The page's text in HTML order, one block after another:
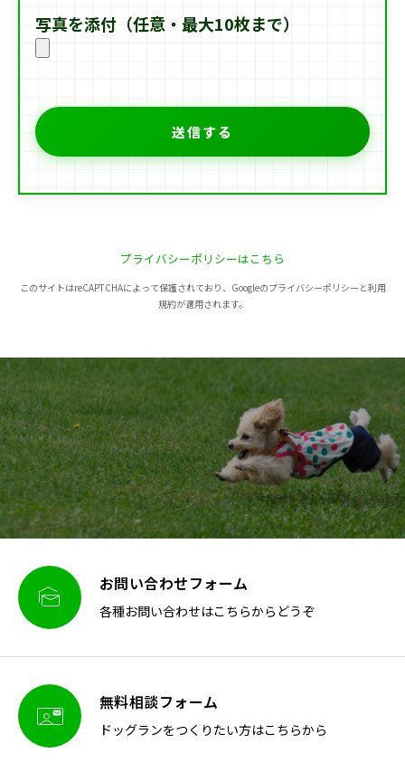
写真を添付（任意・最大10枚まで）
プライバシーポリシーはこちら
このサイトはreCAPTCHAによって保護されており、Googleのプライバシーポリシーと利用
規約が適用されます。
 お問い合わせフォーム
各種お問い合わせはこちらからどうぞ
 無料相談フォーム
ドッグランをつくりたい方はこちらから